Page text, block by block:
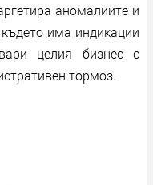
аномалиите и
има индикации
целия бизнес с
тормоз.